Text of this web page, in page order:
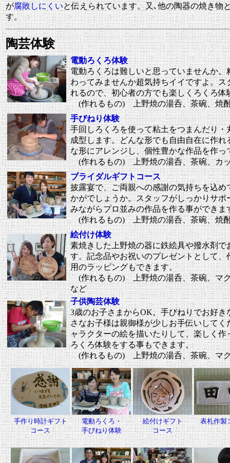
が腐敗しにくいと伝えられています。又､他の陶器の焼き物
す。
陶芸体験
電動ろくろ体験
電動ろくろは難しいと思っていませんか
わってみませんか超気持ちイイですよ。
れるので、初心者の方でも楽しくろくろ体
(作れるもの) 上野焼の湯呑、茶碗、焼
手びねり体験
手回しろくろを使って粘土をつまんだり
成型します。どんな形でも自由自在に作
な形にアレンジし、個性豊かな作品を作っ
(作れるもの) 上野焼の湯呑、茶碗、カッ
ブライダルギフトコース
披露宴で、ご両親への感謝の気持ちを込
かがでしょうか。スタッフがしっかりサ
みながらプロ並みの作品を作る事ができま
(作れるもの) 上野焼の湯呑、茶碗、焼
絵付け体験
素焼きした上野焼の器に鉄絵具や撥水剤
す。記念品やお祝いのプレゼントとして
用のラッピングもできます。
(作れるもの)上野焼の湯呑、茶碗、マ
など
子供陶芸体験
3歳のお子さまからOK。手びねりでお好
さなお子様は親御様が少しお手伝いして
ャラクターの絵を描いたりして、楽しく
ろくろ体験をする事もできます。
(作れるもの)上野焼の湯呑、茶碗、マ
手作り時計ギフト
コース
電動ろくろ・
手びねり体験
絵付けギフト
コース
表札作製